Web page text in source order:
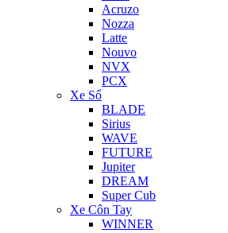
Acruzo
Nozza
Latte
Nouvo
NVX
PCX
Xe Số
BLADE
Sirius
WAVE
FUTURE
Jupiter
DREAM
Super Cub
Xe Côn Tay
WINNER